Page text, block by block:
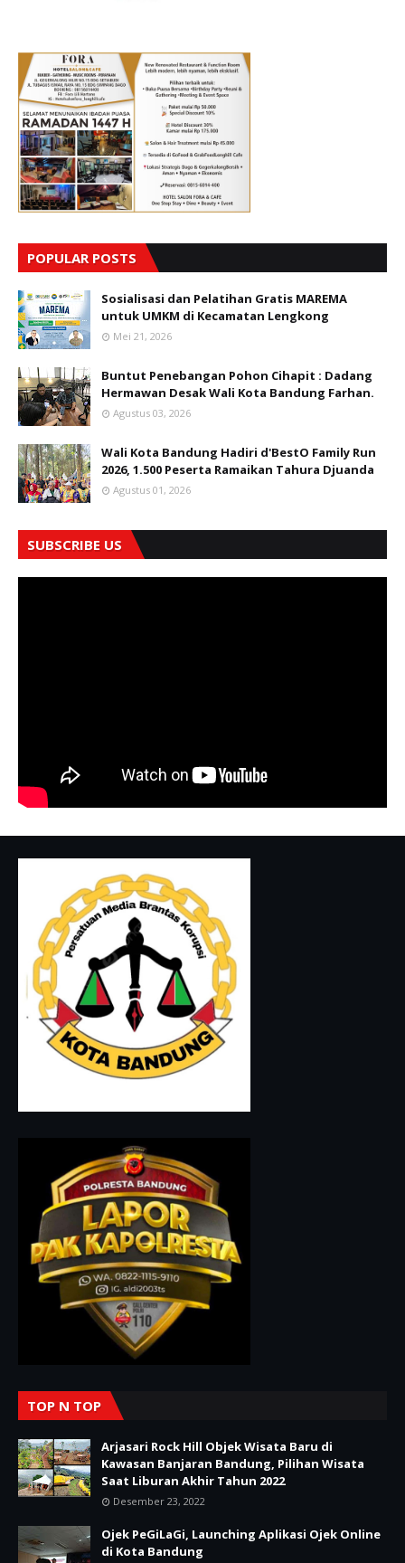
POPULAR POSTS
Sosialisasi dan Pelatihan Gratis MAREMA
untuk UMKM di Kecamatan Lengkong
Mei 21, 2026
Buntut Penebangan Pohon Cihapit : Dadang
Hermawan Desak Wali Kota Bandung Farhan.
Agustus 03, 2026
Wali Kota Bandung Hadiri d'BestO Family Run
2026, 1.500 Peserta Ramaikan Tahura Djuanda
Agustus 01, 2026
SUBSCRIBE US
TOP N TOP
Arjasari Rock Hill Objek Wisata Baru di
Kawasan Banjaran Bandung, Pilihan Wisata
Saat Liburan Akhir Tahun 2022
Desember 23, 2022
Ojek PeGiLaGi, Launching Aplikasi Ojek Online
di Kota Bandung